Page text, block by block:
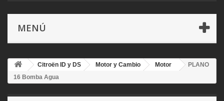
MENÚ
Citroën ID y DS Motor y Cambio Motor
PLANO
16 Bomba Agua